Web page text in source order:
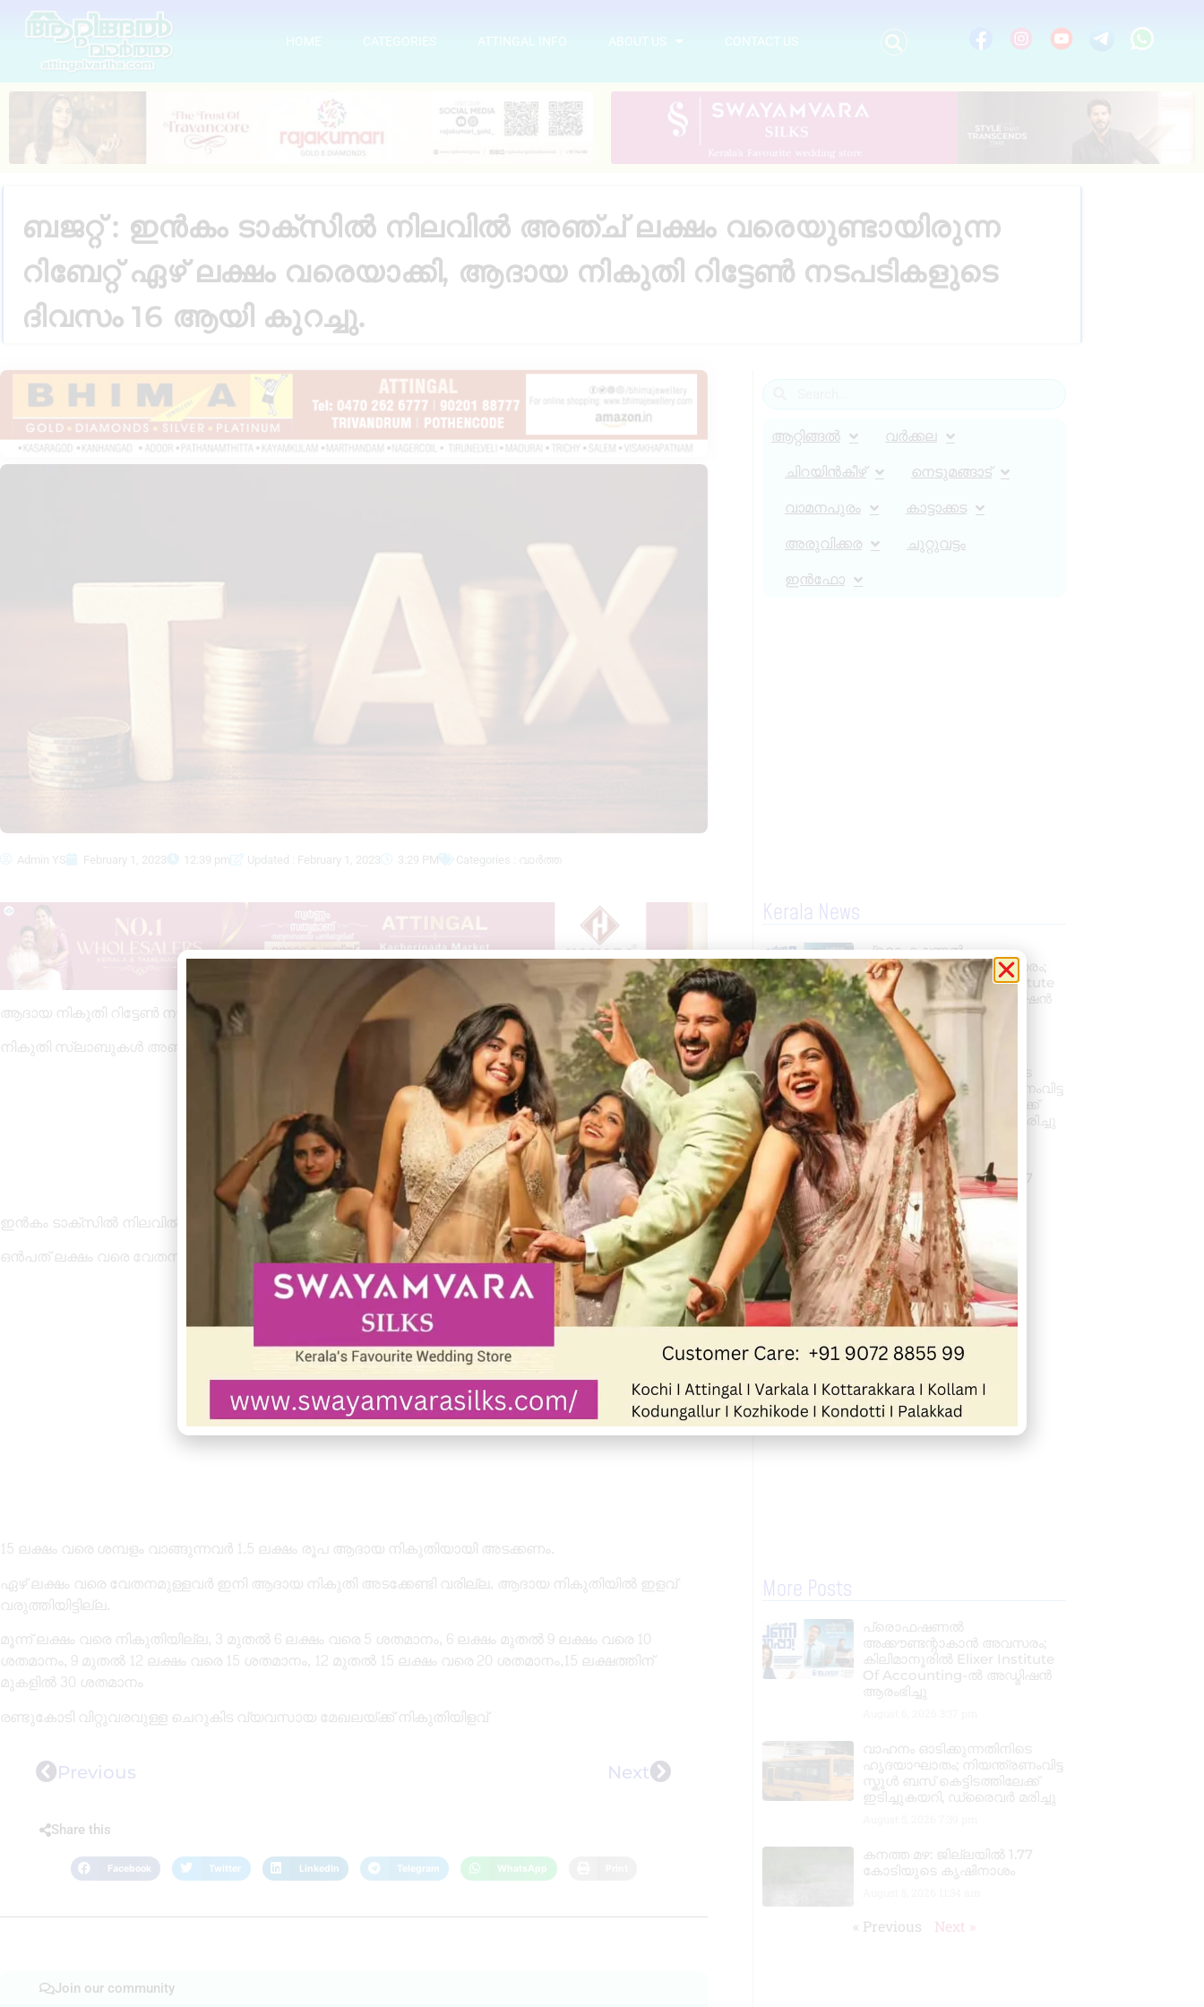
HOME CATEGORIES ATTINGAL INFO ABOUT US CONTACT US
ബജറ്റ് : ഇൻകം ടാക്സിൽ നിലവിൽ അഞ്ച് ലക്ഷം വരെയുണ്ടായിരുന്ന
റിബേറ്റ് ഏഴ് ലക്ഷം വരെയാക്കി, ആദായ നികുതി റിട്ടേൺ നടപടികളുടെ
ദിവസം 16 ആയി കുറച്ചു.
Admin YS February 1, 2023 12:39 pm Updated : February 1, 2023 3:29 PM Categories : വാർത്ത
ആദായ നികുതി റിട്ടേൺ നടപടികളുടെ ദിവസം 16 ആയി കുറച്ചു.
നികുതി സ്ലാബുകൾ അഞ്ചാക്കി കുറച്ചു .
ഇൻകം ടാക്സിൽ നിലവിൽ അഞ്ച് ലക്ഷം വരെയുണ്ടായിരുന്ന റിബേറ്റ് ഏഴ് ലക്ഷം വരെയാക്കി.
ഒൻപത് ലക്ഷം വരെ വേതനം വാങ്ങുന്നവർ 45000 രൂപ ആദായ നികുതി അടച്ചാൽ മതി.
15 ലക്ഷം വരെ ശമ്പളം വാങ്ങുന്നവർ 1.5 ലക്ഷം രൂപ ആദായ നികുതിയായി അടക്കണം.
ഏഴ് ലക്ഷം വരെ വേതനമുള്ളവർ ഇനി ആദായ നികുതി അടക്കേണ്ടി വരില്ല. ആദായ നികുതിയിൽ ഇളവ്
വരുത്തിയിട്ടില്ല.
മൂന്ന് ലക്ഷം വരെ നികുതിയില്ല, 3 മുതൽ 6 ലക്ഷം വരെ 5 ശതമാനം, 6 ലക്ഷം മുതൽ 9 ലക്ഷം വരെ 10
ശതമാനം, 9 മുതൽ 12 ലക്ഷം വരെ 15 ശതമാനം, 12 മുതൽ 15 ലക്ഷം വരെ 20 ശതമാനം,15 ലക്ഷത്തിന്
മുകളിൽ 30 ശതമാനം
രണ്ടുകോടി വിറ്റുവരവുള്ള ചെറുകിട വ്യവസായ മേഖലയ്ക്ക് നികുതിയിളവ്
Previous Next
Share this
Facebook Twitter LinkedIn Telegram WhatsApp
Join our community
ആറ്റിങ്ങൽ വർക്കല
ചിറയിൻകീഴ് നെടുമങ്ങാട്
വാമനപുരം കാട്ടാക്കട
അരുവിക്കര ചുറ്റുവട്ടം
ഇൻഫോ
Kerala News
പ്രൊഫഷണൽ
അക്കൗണ്ടന്റാകാൻ അവസരം;
കിലിമാനൂരിൽ Elixer Institute
Of Accounting-ൽ അഡ്മിഷൻ
ആരംഭിച്ചു
August 6, 2026
വാഹനം ഓടിക്കുന്നതിനിടെ
ഹൃദയാഘാതം; നിയന്ത്രണംവിട്ട
സ്കൂൾ ബസ് കെട്ടിടത്തിലേക്ക്
ഇടിച്ചുകയറി, ഡ്രൈവർ മരിച്ചു
August 5, 20267:39 pm
കനത്ത മഴ: ജില്ലയിൽ 1.77
കോടിയുടെ കൃഷിനാശം
August 5, 202611:34 am
« Previous Next »
More Posts
പ്രൊഫഷണൽ
അക്കൗണ്ടന്റാകാൻ അവസരം;
കിലിമാനൂരിൽ Elixer Institute
Of Accounting-ൽ അഡ്മിഷൻ
ആരംഭിച്ചു
വാഹനം ഓടിക്കുന്നതിനിടെ
ഹൃദയാഘാതം; നിയന്ത്രണംവിട്ട
സ്കൂൾ ബസ് കെട്ടിടത്തിലേക്ക്
ഇടിച്ചുകയറി, ഡ്രൈവർ മരിച്ചു
കനത്ത മഴ: ജില്ലയിൽ 1.77
കോടിയുടെ കൃഷിനാശം
« Previous Next »